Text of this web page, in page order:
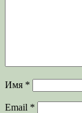
Имя *
Email *